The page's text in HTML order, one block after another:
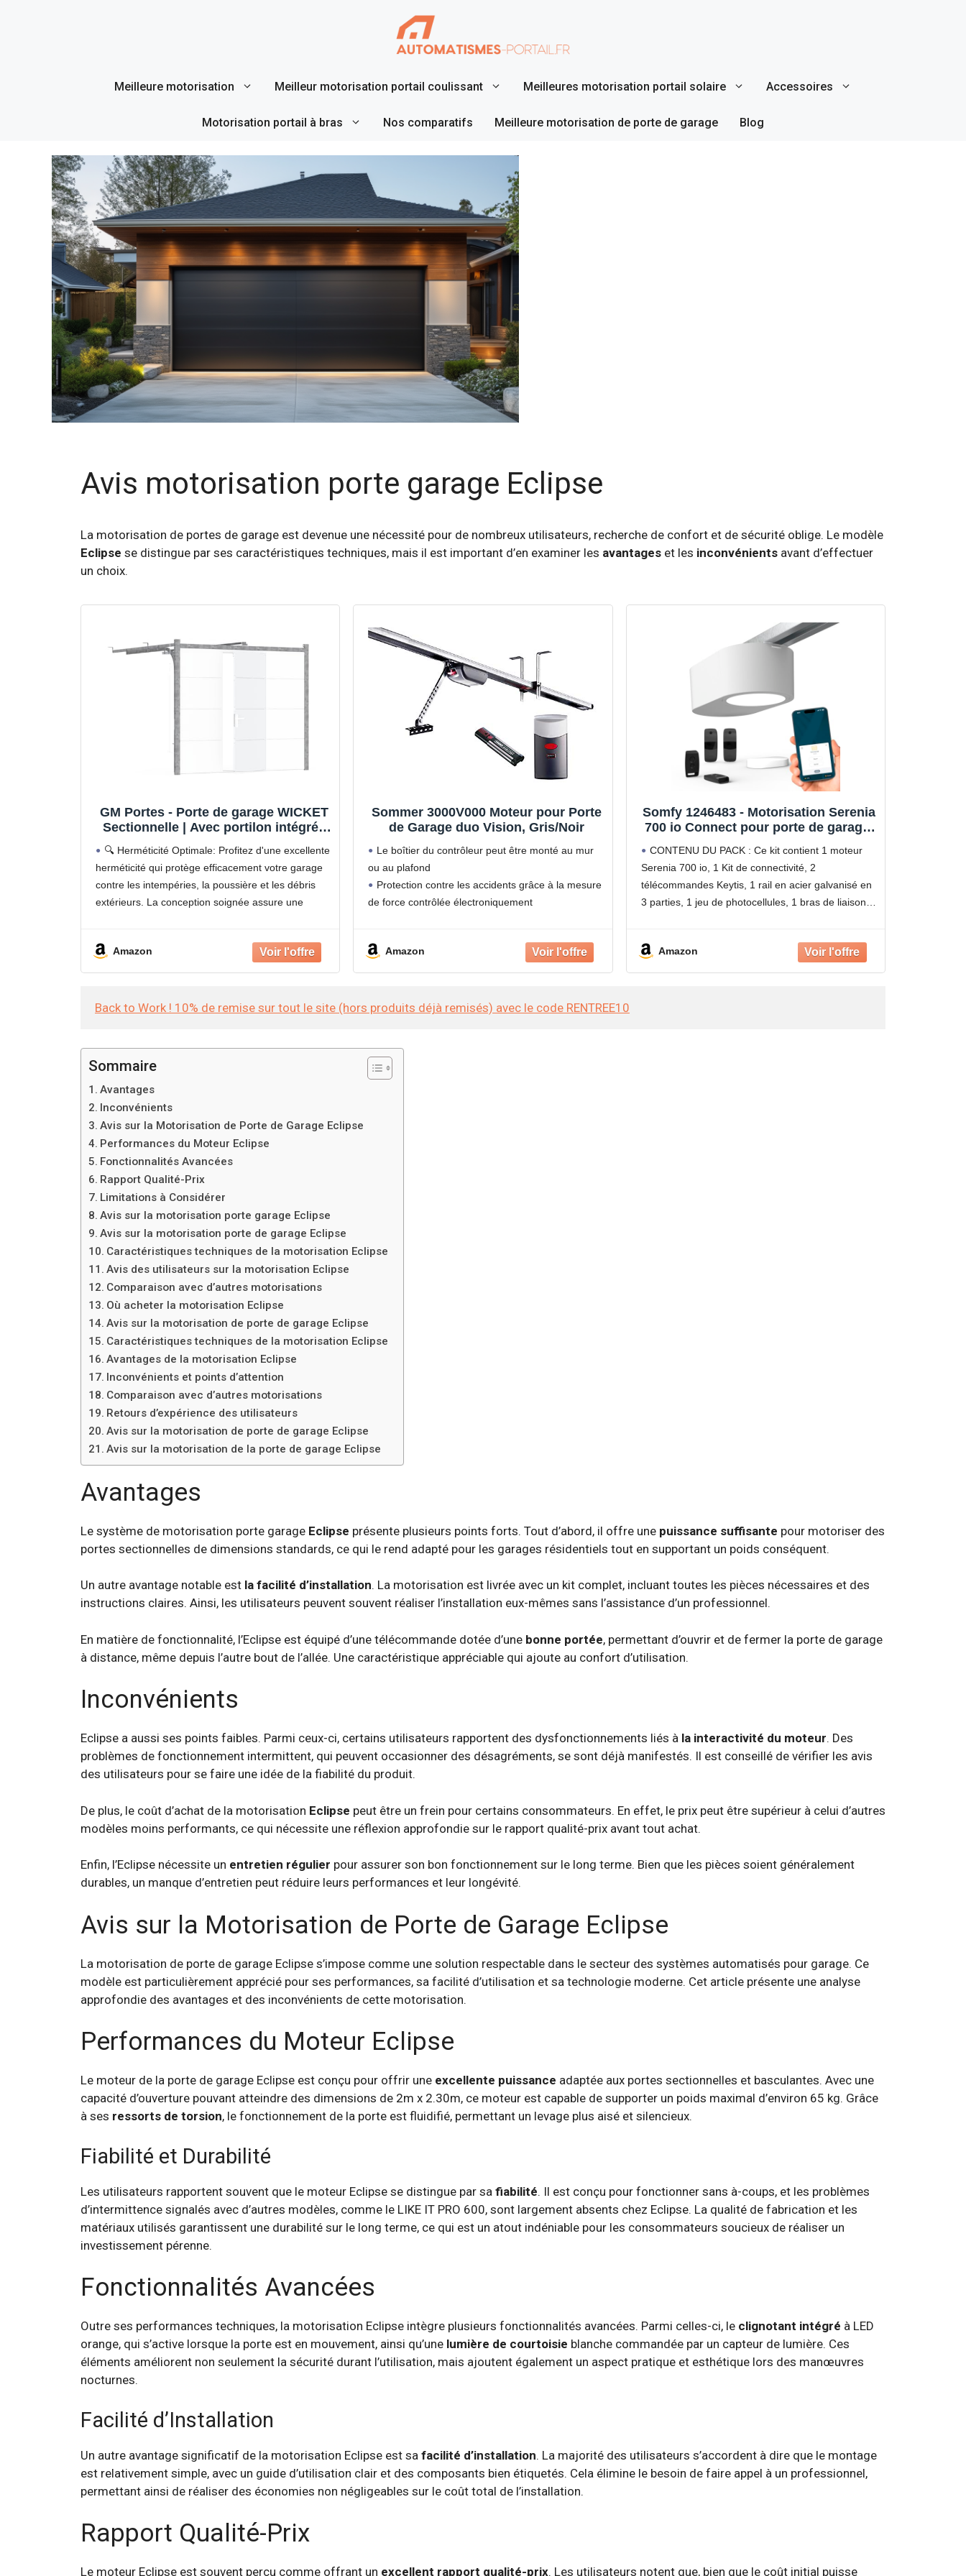
Meilleure motorisation Meilleur motorisation portail coulissant Meilleures motorisation portail solaire Accessoires
Motorisation portail à bras Nos comparatifs Meilleure motorisation de porte de garage Blog
Avis motorisation porte garage Eclipse
La motorisation de portes de garage est devenue une nécessité pour de nombreux utilisateurs, recherche de confort et de sécurité oblige. Le modèle
Eclipse se distingue par ses caractéristiques techniques, mais il est important d’en examiner les avantages et les inconvénients avant d’effectuer
un choix.
GM Portes - Porte de garage WICKET
Sectionnelle | Avec portilon intégré |
Prémontée | Moteur: Somfy 600io -
Wifi - Inclus | 200cm X 240cm | Blanc -
Finition lisse sablé
🔍 Herméticité Optimale: Profitez d'une excellente
herméticité qui protège efficacement votre garage
contre les intempéries, la poussière et les débris
extérieurs. La conception soignée assure une
offrir une isolation
Amazon
Sommer 3000V000 Moteur pour Porte
de Garage duo Vision, Gris/Noir
Le boîtier du contrôleur peut être monté au mur
ou au plafond
Protection contre les accidents grâce à la mesure
de force contrôlée électroniquement
Déverrouillage d'urgence en cas de manque de
courant
Amazon
Somfy 1246483 - Motorisation Serenia
700 io Connect pour porte de garage,
max 2,35m H et 3m L, Fabriqué en
France, Compatible avec TaHoma
CONTENU DU PACK : Ce kit contient 1 moteur
Serenia 700 io, 1 Kit de connectivité, 2
télécommandes Keytis, 1 rail en acier galvanisé en
3 parties, 1 jeu de photocellules, 1 bras de liaison, 2
Amazon
Back to Work ! 10% de remise sur tout le site (hors produits déjà remisés) avec le code RENTREE10
Sommaire
Avantages
Inconvénients
Avis sur la Motorisation de Porte de Garage Eclipse
Performances du Moteur Eclipse
Fonctionnalités Avancées
Rapport Qualité-Prix
Limitations à Considérer
Avis sur la motorisation porte garage Eclipse
Avis sur la motorisation porte de garage Eclipse
Caractéristiques techniques de la motorisation Eclipse
Avis des utilisateurs sur la motorisation Eclipse
Comparaison avec d’autres motorisations
Où acheter la motorisation Eclipse
Avis sur la motorisation de porte de garage Eclipse
Caractéristiques techniques de la motorisation Eclipse
Avantages de la motorisation Eclipse
Inconvénients et points d’attention
Comparaison avec d’autres motorisations
Retours d’expérience des utilisateurs
Avis sur la motorisation de porte de garage Eclipse
Avis sur la motorisation de la porte de garage Eclipse
Avantages
Le système de motorisation porte garage Eclipse présente plusieurs points forts. Tout d’abord, il offre une puissance suffisante pour motoriser des
portes sectionnelles de dimensions standards, ce qui le rend adapté pour les garages résidentiels tout en supportant un poids conséquent.
Un autre avantage notable est la facilité d’installation. La motorisation est livrée avec un kit complet, incluant toutes les pièces nécessaires et des
instructions claires. Ainsi, les utilisateurs peuvent souvent réaliser l’installation eux-mêmes sans l’assistance d’un professionnel.
En matière de fonctionnalité, l’Eclipse est équipé d’une télécommande dotée d’une bonne portée, permettant d’ouvrir et de fermer la porte de garage
à distance, même depuis l’autre bout de l’allée. Une caractéristique appréciable qui ajoute au confort d’utilisation.
Inconvénients
Eclipse a aussi ses points faibles. Parmi ceux-ci, certains utilisateurs rapportent des dysfonctionnements liés à la interactivité du moteur. Des
problèmes de fonctionnement intermittent, qui peuvent occasionner des désagréments, se sont déjà manifestés. Il est conseillé de vérifier les avis
des utilisateurs pour se faire une idée de la fiabilité du produit.
De plus, le coût d’achat de la motorisation Eclipse peut être un frein pour certains consommateurs. En effet, le prix peut être supérieur à celui d’autres
modèles moins performants, ce qui nécessite une réflexion approfondie sur le rapport qualité-prix avant tout achat.
Enfin, l’Eclipse nécessite un entretien régulier pour assurer son bon fonctionnement sur le long terme. Bien que les pièces soient généralement
durables, un manque d’entretien peut réduire leurs performances et leur longévité.
Avis sur la Motorisation de Porte de Garage Eclipse
La motorisation de porte de garage Eclipse s’impose comme une solution respectable dans le secteur des systèmes automatisés pour garage. Ce
modèle est particulièrement apprécié pour ses performances, sa facilité d’utilisation et sa technologie moderne. Cet article présente une analyse
approfondie des avantages et des inconvénients de cette motorisation.
Performances du Moteur Eclipse
Le moteur de la porte de garage Eclipse est conçu pour offrir une excellente puissance adaptée aux portes sectionnelles et basculantes. Avec une
capacité d’ouverture pouvant atteindre des dimensions de 2m x 2.30m, ce moteur est capable de supporter un poids maximal d’environ 65 kg. Grâce
à ses ressorts de torsion, le fonctionnement de la porte est fluidifié, permettant un levage plus aisé et silencieux.
Fiabilité et Durabilité
Les utilisateurs rapportent souvent que le moteur Eclipse se distingue par sa fiabilité. Il est conçu pour fonctionner sans à-coups, et les problèmes
d’intermittence signalés avec d’autres modèles, comme le LIKE IT PRO 600, sont largement absents chez Eclipse. La qualité de fabrication et les
matériaux utilisés garantissent une durabilité sur le long terme, ce qui est un atout indéniable pour les consommateurs soucieux de réaliser un
investissement pérenne.
Fonctionnalités Avancées
Outre ses performances techniques, la motorisation Eclipse intègre plusieurs fonctionnalités avancées. Parmi celles-ci, le clignotant intégré à LED
orange, qui s’active lorsque la porte est en mouvement, ainsi qu’une lumière de courtoisie blanche commandée par un capteur de lumière. Ces
éléments améliorent non seulement la sécurité durant l’utilisation, mais ajoutent également un aspect pratique et esthétique lors des manœuvres
nocturnes.
Facilité d’Installation
Un autre avantage significatif de la motorisation Eclipse est sa facilité d’installation. La majorité des utilisateurs s’accordent à dire que le montage
est relativement simple, avec un guide d’utilisation clair et des composants bien étiquetés. Cela élimine le besoin de faire appel à un professionnel,
permettant ainsi de réaliser des économies non négligeables sur le coût total de l’installation.
Rapport Qualité-Prix
Le moteur Eclipse est souvent perçu comme offrant un excellent rapport qualité-prix. Les utilisateurs notent que, bien que le coût initial puisse